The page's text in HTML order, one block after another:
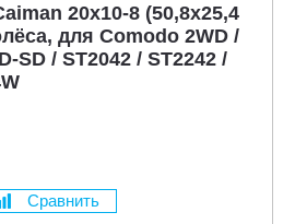
20x10-8 (50,8x25,4
для Comodo 2WD /
SD / ST2042 / ST2242 /
Сравнить